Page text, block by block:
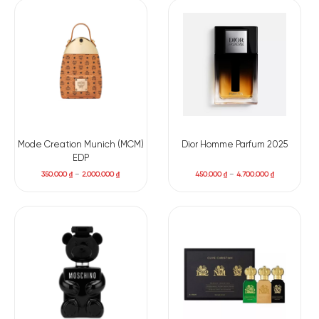
Mode Creation Munich (MCM)
EDP
350.000₫ –2.000.000₫
Dior Homme Parfum 2025
450.000₫ –4.700.000₫